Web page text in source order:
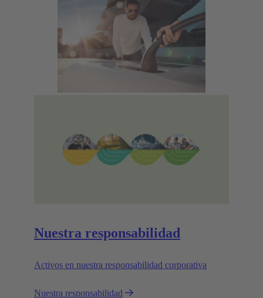
Nuestra responsabilidad
Activos en nuestra responsabilidad corporativa
Nuestra responsabilidad